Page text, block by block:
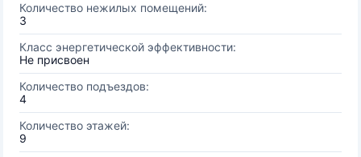
Количество нежилых помещений:
3
Класс энергетической эффективности:
Не присвоен
Количество подъездов:
4
Количество этажей:
9